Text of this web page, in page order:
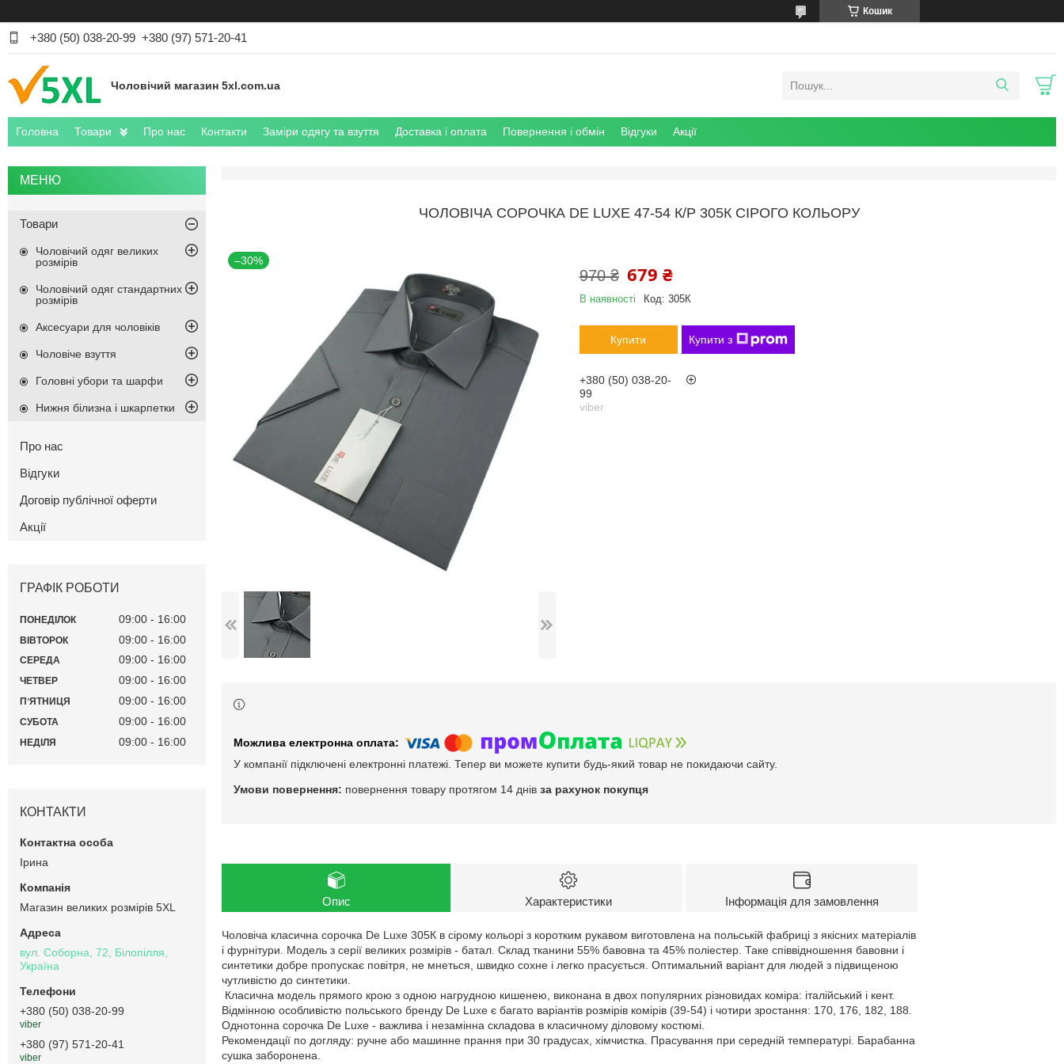
Кошик
+380 (50) 038-20-99 +380 (97) 571-20-41
Чоловічий магазин 5xl.com.ua
Головна Товари Про нас Контакти Заміри одягу та взуття Доставка і оплата Повернення і обмін Відгуки Акції
ЧОЛОВІЧА СОРОЧКА DE LUXE 47-54 К/Р 305К СІРОГО КОЛЬОРУ
–30%
970 ₴ 679 ₴
В наявності Код: 305К
Купити Купити з
+380 (50) 038-20-
99
viber
У компанії підключені електронні платежі. Тепер ви можете купити будь-який товар не покидаючи сайту.
повернення товару протягом 14 днів за рахунок покупця
Опис Характеристики Інформація для замовлення
Чоловіча класична сорочка De Luxe 305К в сірому кольорі з коротким рукавом виготовлена на польській фабриці з якісних матеріалів
і фурнітури. Модель з серії великих розмірів - батал. Склад тканини 55% бавовна та 45% поліестер. Таке співвідношення бавовни і
синтетики добре пропускає повітря, не мнеться, швидко сохне і легко прасується. Оптимальний варіант для людей з підвищеною
чутливістю до синтетики.
Класична модель прямого крою з одною нагрудною кишенею, виконана в двох популярних різновидах коміра: італійський і кент.
Відмінною особливістю польського бренду De Luxe є багато варіантів розмірів комірів (39-54) і чотири зростання: 170, 176, 182, 188.
Однотонна сорочка De Luxe - важлива і незамінна складова в класичному діловому костюмі.
Рекомендації по догляду: ручне або машинне прання при 30 градусах, хімчистка. Прасування при середній температурі. Барабанна
сушка заборонена.
Товари
Чоловічий одяг великих
розмірів
Чоловічий одяг стандартних
розмірів
Аксесуари для чоловіків
Чоловіче взуття
Головні убори та шарфи
Нижня білизна і шкарпетки
Про нас
Відгуки
Договір публічної оферти
Акції
ГРАФІК РОБОТИ
ПОНЕДІЛОК 09:00 16:00
ВІВТОРОК 09:00 16:00
СЕРЕДА 09:00 16:00
ЧЕТВЕР 09:00 16:00
ПʼЯТНИЦЯ 09:00 16:00
СУБОТА 09:00 16:00
НЕДІЛЯ 09:00 16:00
КОНТАКТИ
Ірина
Магазин великих розмірів 5XL
вул. Соборна, 72, Білопілля,
Україна
+380 (50) 038-20-99
viber
+380 (97) 571-20-41
viber